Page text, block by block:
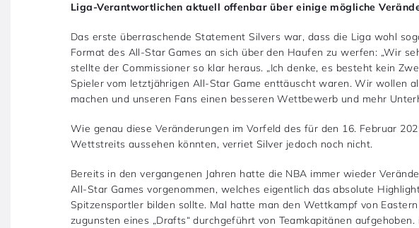
Liga-Verantwortlichen aktuell offenbar über einige mögliche
Das erste überraschende Statement Silvers war, dass die Liga wohl
Format des All-Star Games an sich über den Haufen zu werfen: „Wir
stellte der Commissioner so klar heraus. „Ich denke, es besteht kein
Spieler vom letztjährigen All-Star Game enttäuscht waren. Wir wollen
machen und unseren Fans einen besseren Wettbewerb und mehr
Wie genau diese Veränderungen im Vorfeld des für den 16. Februar
Wettstreits aussehen könnten, verriet Silver jedoch noch nicht.
Bereits in den vergangenen Jahren hatte die NBA immer wieder
All-Star Games vorgenommen, welches eigentlich das absolute
Spitzensportler bilden sollte. Mal hatte man den Wettkampf von
zugunsten eines „Drafts“ durchgeführt von Teamkapitänen aufgehoben.